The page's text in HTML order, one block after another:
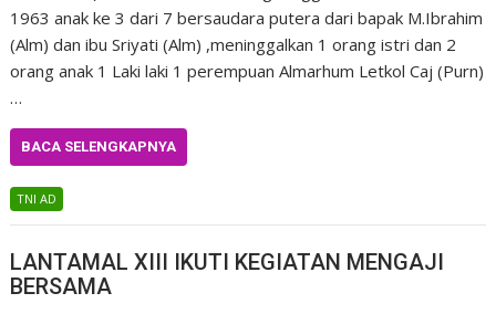
1963 anak ke 3 dari 7 bersaudara putera dari bapak M.Ibrahim
(Alm) dan ibu Sriyati (Alm) ,meninggalkan 1 orang istri dan 2
orang anak 1 Laki laki 1 perempuan Almarhum Letkol Caj (Purn)
…
BACA SELENGKAPNYA
TNI AD
LANTAMAL XIII IKUTI KEGIATAN MENGAJI
BERSAMA